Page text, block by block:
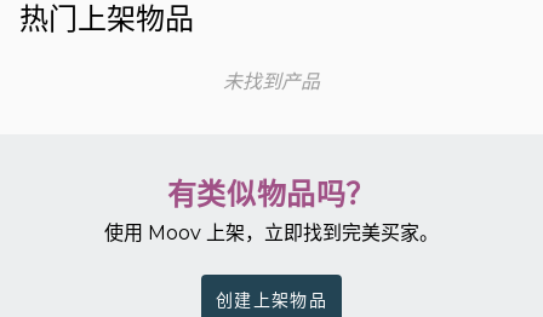
热门上架物品
未找到产品
有类似物品吗？
使用 Moov 上架，立即找到完美买家。
创建上架物品